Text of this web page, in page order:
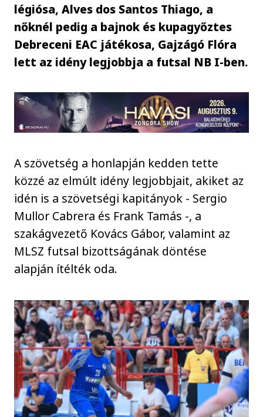
légiósa, Alves dos Santos Thiago, a
nőknél pedig a bajnok és kupagyőztes
Debreceni EAC játékosa, Gajzágó Flóra
lett az idény legjobbja a futsal NB I-ben.
A szövetség a honlapján kedden tette
közzé az elmúlt idény legjobbjait, akiket az
idén is a szövetségi kapitányok - Sergio
Mullor Cabrera és Frank Tamás -, a
szakágvezető Kovács Gábor, valamint az
MLSZ futsal bizottságának döntése
alapján ítélték oda.